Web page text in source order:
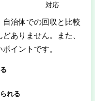
対応
治体での回収と比較
ありません。また、
イントです。
れる